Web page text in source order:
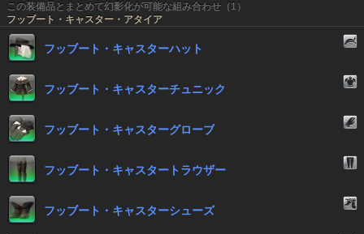
この装備品とまとめて幻影化が可能な組み合わせ（1）
フッブート・キャスター・アタイア
フッブート・キャスターハット
フッブート・キャスターチュニック
フッブート・キャスターグローブ
フッブート・キャスタートラウザー
フッブート・キャスターシューズ